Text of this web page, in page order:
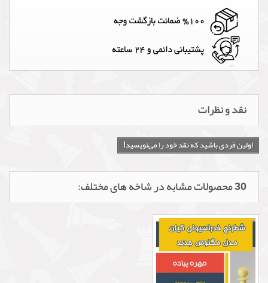
نقد و نظرات
اولین فردی باشید که نقد خود را می‌نویسید!
30 محصولات مشابه در شاخه های مختلف: